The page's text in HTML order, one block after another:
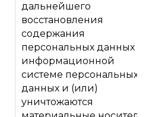
дальнейшего
восстановления
содержания
персональных данных в
информационной
системе персональных
данных и (или)
уничтожаются